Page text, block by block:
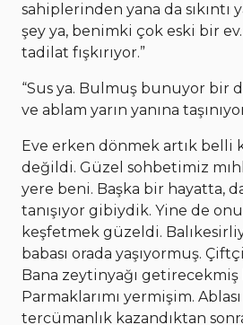
sahiplerinden yana da sıkıntı
şey ya, benimki çok eski bir
tadilat fışkırıyor.”
“Sus ya. Bulmuş bunuyor bir
ve ablam yarın yanına
Eve erken dönmek artık belli
değildi. Güzel sohbetimiz
yere beni. Başka bir hayatta,
tanışıyor gibiydik. Yine de
keşfetmek güzeldi.
babası orada yaşıyormuş.
Bana zeytinyağı getirecekmiş
Parmaklarımı yermişim.
tercümanlık kazandıktan